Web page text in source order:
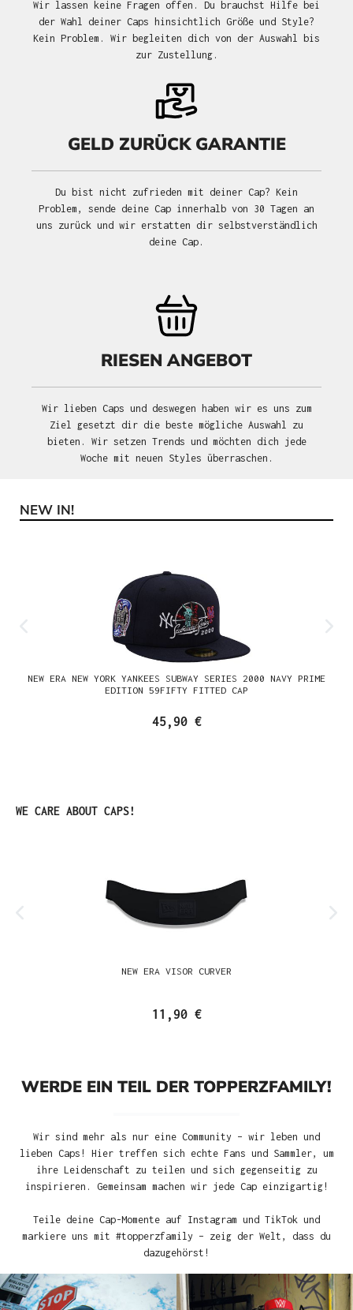
Wir lassen keine Fragen offen. Du brauchst Hilfe bei
der Wahl deiner Caps hinsichtlich Größe und Style?
Kein Problem. Wir begleiten dich von der Auswahl bis
zur Zustellung.
GELD ZURÜCK GARANTIE
Du bist nicht zufrieden mit deiner Cap? Kein
Problem, sende deine Cap innerhalb von 30 Tagen an
uns zurück und wir erstatten dir selbstverständlich
deine Cap.
RIESEN ANGEBOT
Wir lieben Caps und deswegen haben wir es uns zum
Ziel gesetzt dir die beste mögliche Auswahl zu
bieten. Wir setzen Trends und möchten dich jede
Woche mit neuen Styles überraschen.
Produktgalerie überspringen
NEW IN!
NEW ERA NEW YORK YANKEES SUBWAY SERIES 2000 NAVY PRIME
EDITION 59FIFTY FITTED CAP
45,90 €
Produktgalerie überspringen
WE CARE ABOUT CAPS!
NEW ERA VISOR CURVER
11,90 €
WERDE EIN TEIL DER TOPPERZFAMILY!
Wir sind mehr als nur eine Community – wir leben und
lieben Caps! Hier treffen sich echte Fans und Sammler, um
ihre Leidenschaft zu teilen und sich gegenseitig zu
inspirieren. Gemeinsam machen wir jede Cap einzigartig!
Teile deine Cap-Momente auf Instagram und TikTok und
markiere uns mit #topperzfamily – zeig der Welt, dass du
dazugehörst!